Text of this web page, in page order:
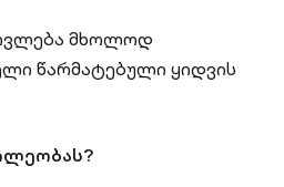
მხოლოდ
წარმატებული ყიდვის